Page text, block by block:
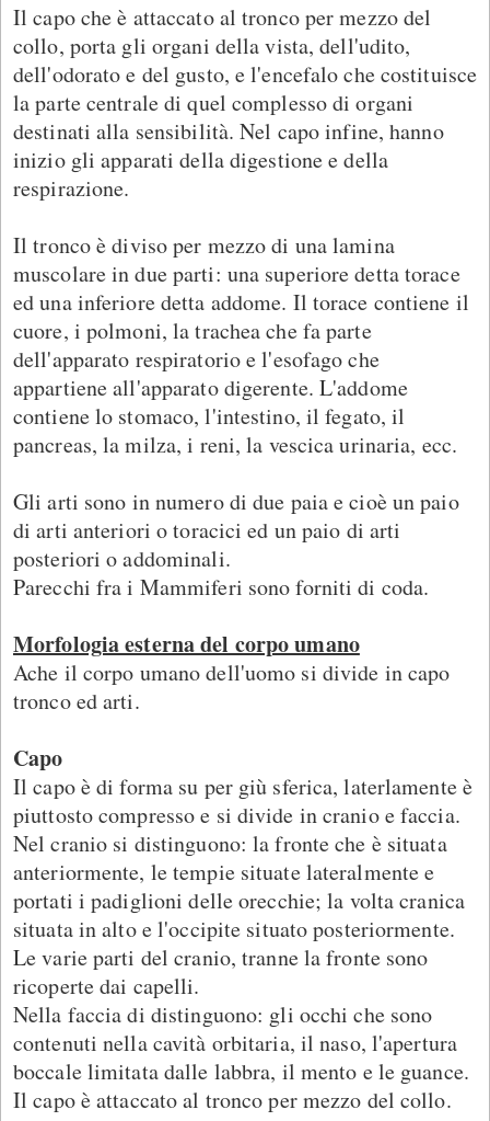
Il capo che è attaccato al tronco per mezzo del
collo, porta gli organi della vista, dell'udito,
dell'odorato e del gusto, e l'encefalo che costituisce
la parte centrale di quel complesso di organi
destinati alla sensibilità. Nel capo infine, hanno
inizio gli apparati della digestione e della
respirazione.
Il tronco è diviso per mezzo di una lamina
muscolare in due parti: una superiore detta torace
ed una inferiore detta addome. Il torace contiene il
cuore, i polmoni, la trachea che fa parte
dell'apparato respiratorio e l'esofago che
appartiene all'apparato digerente. L'addome
contiene lo stomaco, l'intestino, il fegato, il
pancreas, la milza, i reni, la vescica urinaria, ecc.
Gli arti sono in numero di due paia e cioè un paio
di arti anteriori o toracici ed un paio di arti
posteriori o addominali.
Parecchi fra i Mammiferi sono forniti di coda.
Morfologia esterna del corpo umano
Ache il corpo umano dell'uomo si divide in capo
tronco ed arti.
Capo
Il capo è di forma su per giù sferica, laterlamente è
piuttosto compresso e si divide in cranio e faccia.
Nel cranio si distinguono: la fronte che è situata
anteriormente, le tempie situate lateralmente e
portati i padiglioni delle orecchie; la volta cranica
situata in alto e l'occipite situato posteriormente.
Le varie parti del cranio, tranne la fronte sono
ricoperte dai capelli.
Nella faccia di distinguono: gli occhi che sono
contenuti nella cavità orbitaria, il naso, l'apertura
boccale limitata dalle labbra, il mento e le guance.
Il capo è attaccato al tronco per mezzo del collo.